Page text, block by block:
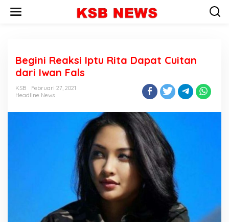
Begini Reaksi Iptu Rita Dapat Cuitan
dari Iwan Fals
KSB
Februari 27, 2021
Headline News